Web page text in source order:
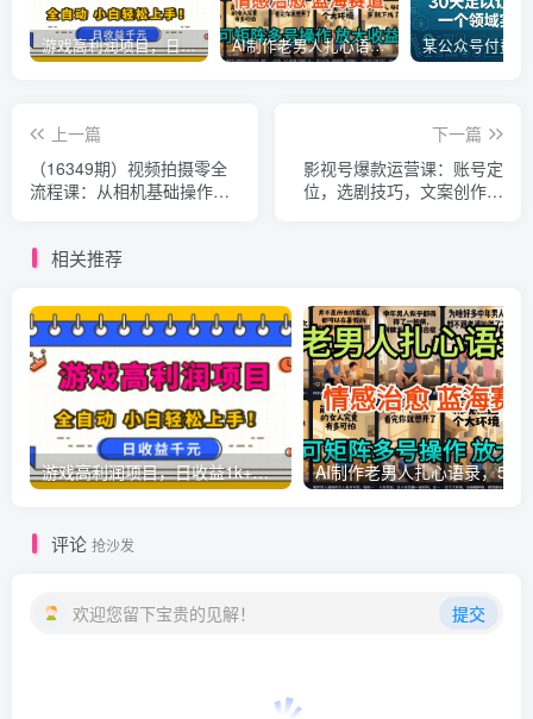
游戏高利润项目，日收益1k+，全自动，无需值守，解放双手，小白轻松上手【揭秘】 AI制作老男人扎心语录，5分钟一条，操作简单，流量非常大，保姆级教程
上一篇
（16349期）视频拍摄零全
流程课：从相机基础操作到
下一篇
影视号爆款运营课：账号定
位，选剧技巧，文案创作，
相关推荐
游戏高利润项目，日收益1k+，全自动，无需值守，解放双手，小白轻松上手【揭秘】
评论 抢沙发
欢迎您留下宝贵的见解！ 提交